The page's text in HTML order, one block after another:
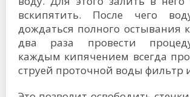
вскипятить. После чего
дождаться полного остывания
два раза провести
каждым кипячением всегда
струей проточной воды фильтр